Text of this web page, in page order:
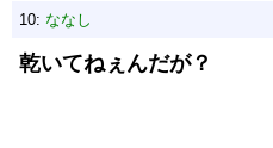
10: ななし
乾いてねぇんだが？